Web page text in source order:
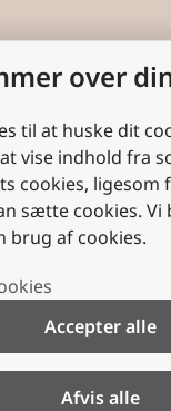
over
til at huske dit
vise indhold fra
cookies, ligesom
sætte cookies.
brug af cookies.
Accepter alle
Afvis alle